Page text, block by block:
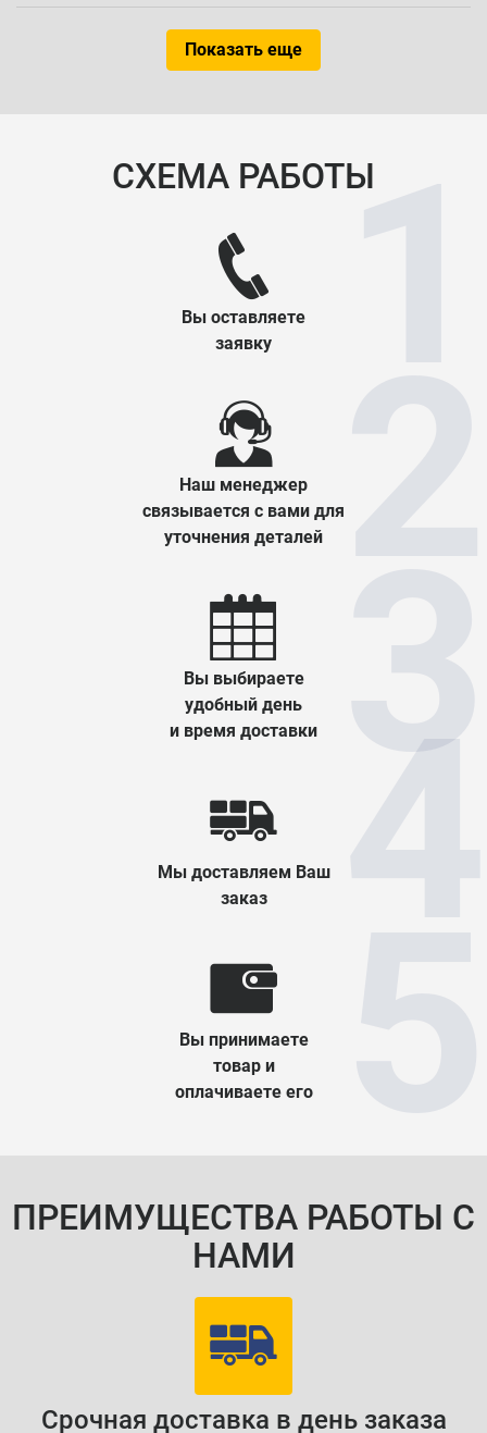
Показать еще
СХЕМА РАБОТЫ
Вы оставляете
заявку
Наш менеджер
связывается с вами для
уточнения деталей
Вы выбираете
удобный день
и время доставки
Мы доставляем Ваш
заказ
Вы принимаете
товар и
оплачиваете его
ПРЕИМУЩЕСТВА РАБОТЫ С
НАМИ
Срочная доставка в день заказа